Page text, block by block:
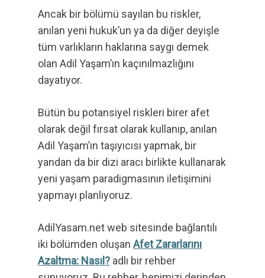
Ancak bir bölümü sayılan bu riskler,
anılan yeni hukuk’un ya da diğer deyişle
tüm varlıkların haklarına saygı demek
olan Adil Yaşam’ın kaçınılmazlığını
dayatıyor.
Bütün bu potansiyel riskleri birer afet
olarak değil fırsat olarak kullanıp, anılan
Adil Yaşam’ın taşıyıcısı yapmak, bir
yandan da bir dizi aracı birlikte kullanarak
yeni yaşam paradigmasının iletişimini
yapmayı planlıyoruz.
AdilYasam.net web sitesinde bağlantılı
iki bölümden oluşanAfet Zararlarını
Azaltma: Nasıl? adlı bir rehber